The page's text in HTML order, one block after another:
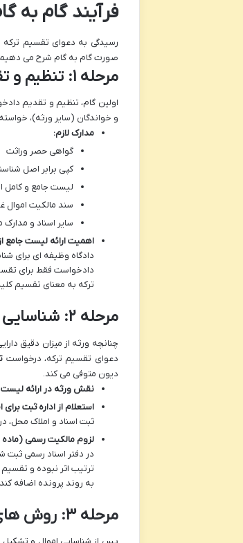
فرآیند گام به
رسیدگی به دعوای تقسیم ترکه
صورت گام به گام شرح می
مرحله ۱: تنظیم و تقدیم دادخواست
اولین گام، تنظیم و تقدیم
و خواندگان (سایر ورثه)،
مدارک لازم:
گواهی حصر وراثت
کپی برابر اصل
لیست جامع و کامل
سند مالکیت
سایر اسناد و
اهمیت ارائه لیست جامع
دادگاه وظیفه ای برای
دادخواست فقط برای
ترکه به معنای تقسیم
مرحله ۲: شناسایی اموال (در صورت نیاز به تحریر ترکه)
چنانچه ورثه از میزان دقیق
دعوای تقسیم ترکه، درخواست
دیون متوفی می کند.
نقش ورثه در ارائه لیست
استعلام از اداره ثبت
ثبت اسناد و املاک محل،
لزوم مالکیت رسمی (ماده ۲۲ قانون ثبت):
در دفتر اسناد رسمی ثبت
ترتیب اثر نبوده و
به روند پرونده اضافه
مرحله ۳: روش های تقسیم اموال در دادگاه